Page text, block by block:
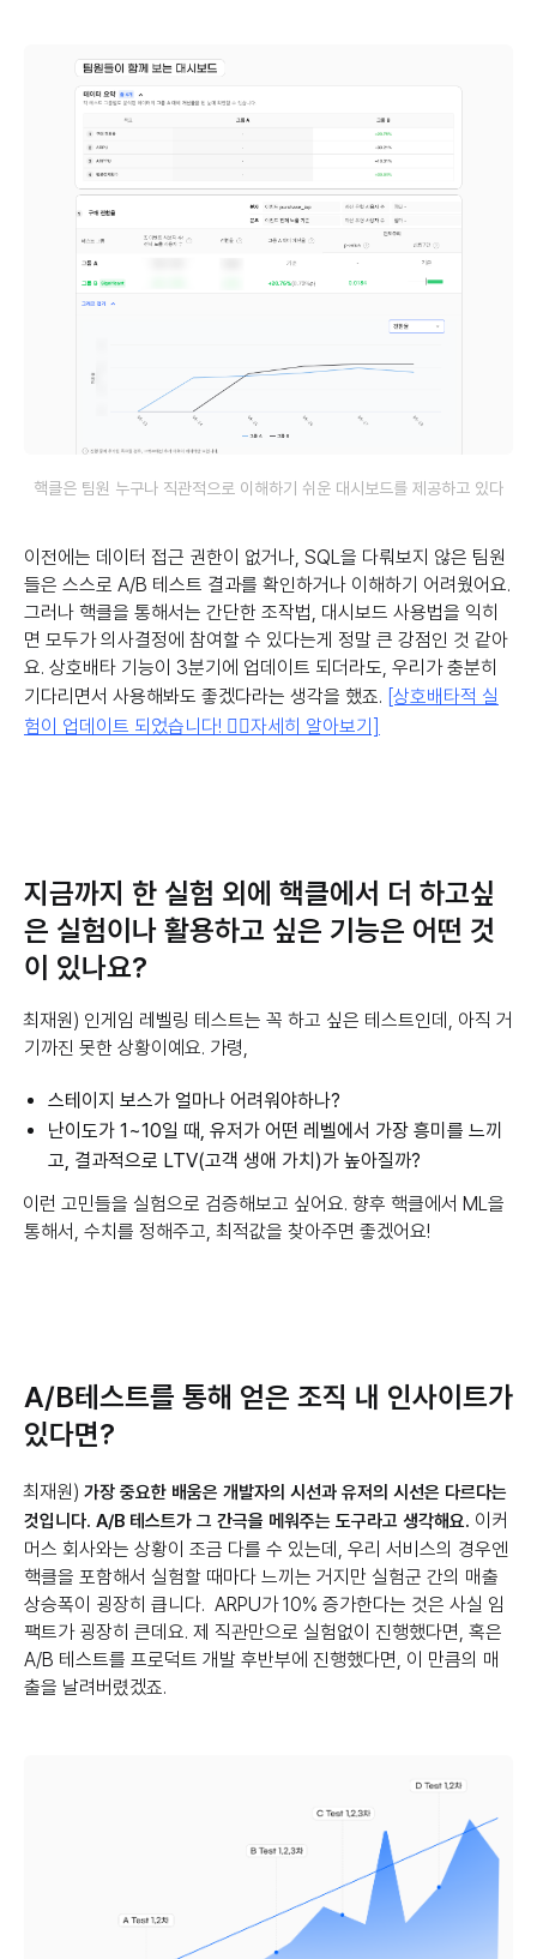
핵클은 팀원 누구나 직관적으로 이해하기 쉬운 대시보드를 제공하고 있다
이전에는 데이터 접근 권한이 없거나, SQL을 다뤄보지 않은 팀원
들은 스스로 A/B 테스트 결과를 확인하거나 이해하기 어려웠어요.
그러나 핵클을 통해서는 간단한 조작법, 대시보드 사용법을 익히
면 모두가 의사결정에 참여할 수 있다는게 정말 큰 강점인 것 같아
요. 상호배타 기능이 3분기에 업데이트 되더라도, 우리가 충분히
기다리면서 사용해봐도 좋겠다라는 생각을 했죠. [상호배타적 실
험이 업데이트 되었습니다! 👉🏻자세히 알아보기]
지금까지 한 실험 외에 핵클에서 더 하고싶
은 실험이나 활용하고 싶은 기능은 어떤 것
이 있나요?
최재원) 인게임 레벨링 테스트는 꼭 하고 싶은 테스트인데, 아직 거
기까진 못한 상황이예요. 가령,
스테이지 보스가 얼마나 어려워야하나?
난이도가 1~10일 때, 유저가 어떤 레벨에서 가장 흥미를 느끼
고, 결과적으로 LTV(고객 생애 가치)가 높아질까?
이런 고민들을 실험으로 검증해보고 싶어요. 향후 핵클에서 ML을
통해서, 수치를 정해주고, 최적값을 찾아주면 좋겠어요!
A/B테스트를 통해 얻은 조직 내 인사이트가
있다면?
최재원) 가장 중요한 배움은 개발자의 시선과 유저의 시선은 다르다는
것입니다. A/B 테스트가 그 간극을 메워주는 도구라고 생각해요. 이커
머스 회사와는 상황이 조금 다를 수 있는데, 우리 서비스의 경우엔
핵클을 포함해서 실험할 때마다 느끼는 거지만 실험군 간의 매출
상승폭이 굉장히 큽니다. ARPU가 10% 증가한다는 것은 사실 임
팩트가 굉장히 큰데요. 제 직관만으로 실험없이 진행했다면, 혹은
A/B 테스트를 프로덕트 개발 후반부에 진행했다면, 이 만큼의 매
출을 날려버렸겠죠.